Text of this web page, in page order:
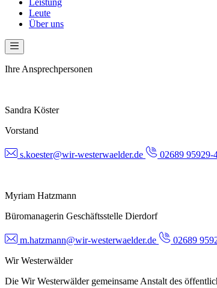
Leistung
Leute
Über uns
Ihre Ansprechpersonen
Sandra Köster
Vorstand
s.koester@wir-westerwaelder.de 02689 95929-
Myriam Hatzmann
Büromanagerin Geschäftsstelle Dierdorf
m.hatzmann@wir-westerwaelder.de
02689
Wir Westerwälder
Die Wir Westerwälder gemeinsame Anstalt des